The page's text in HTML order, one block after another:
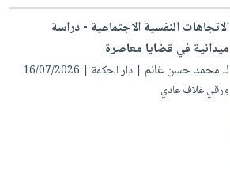
الاتجاهات النفسية الاجتماعية - دراسة
ميدانية في قضايا معاصرة
لـ محمد حسن غانم | دار الحكمة | 16/07/2026
ورقي غلاف عادي